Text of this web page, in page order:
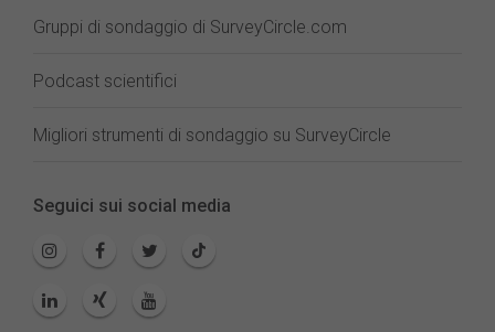
Gruppi di sondaggio di SurveyCircle.com
Podcast scientifici
Migliori strumenti di sondaggio su SurveyCircle
Seguici sui social media